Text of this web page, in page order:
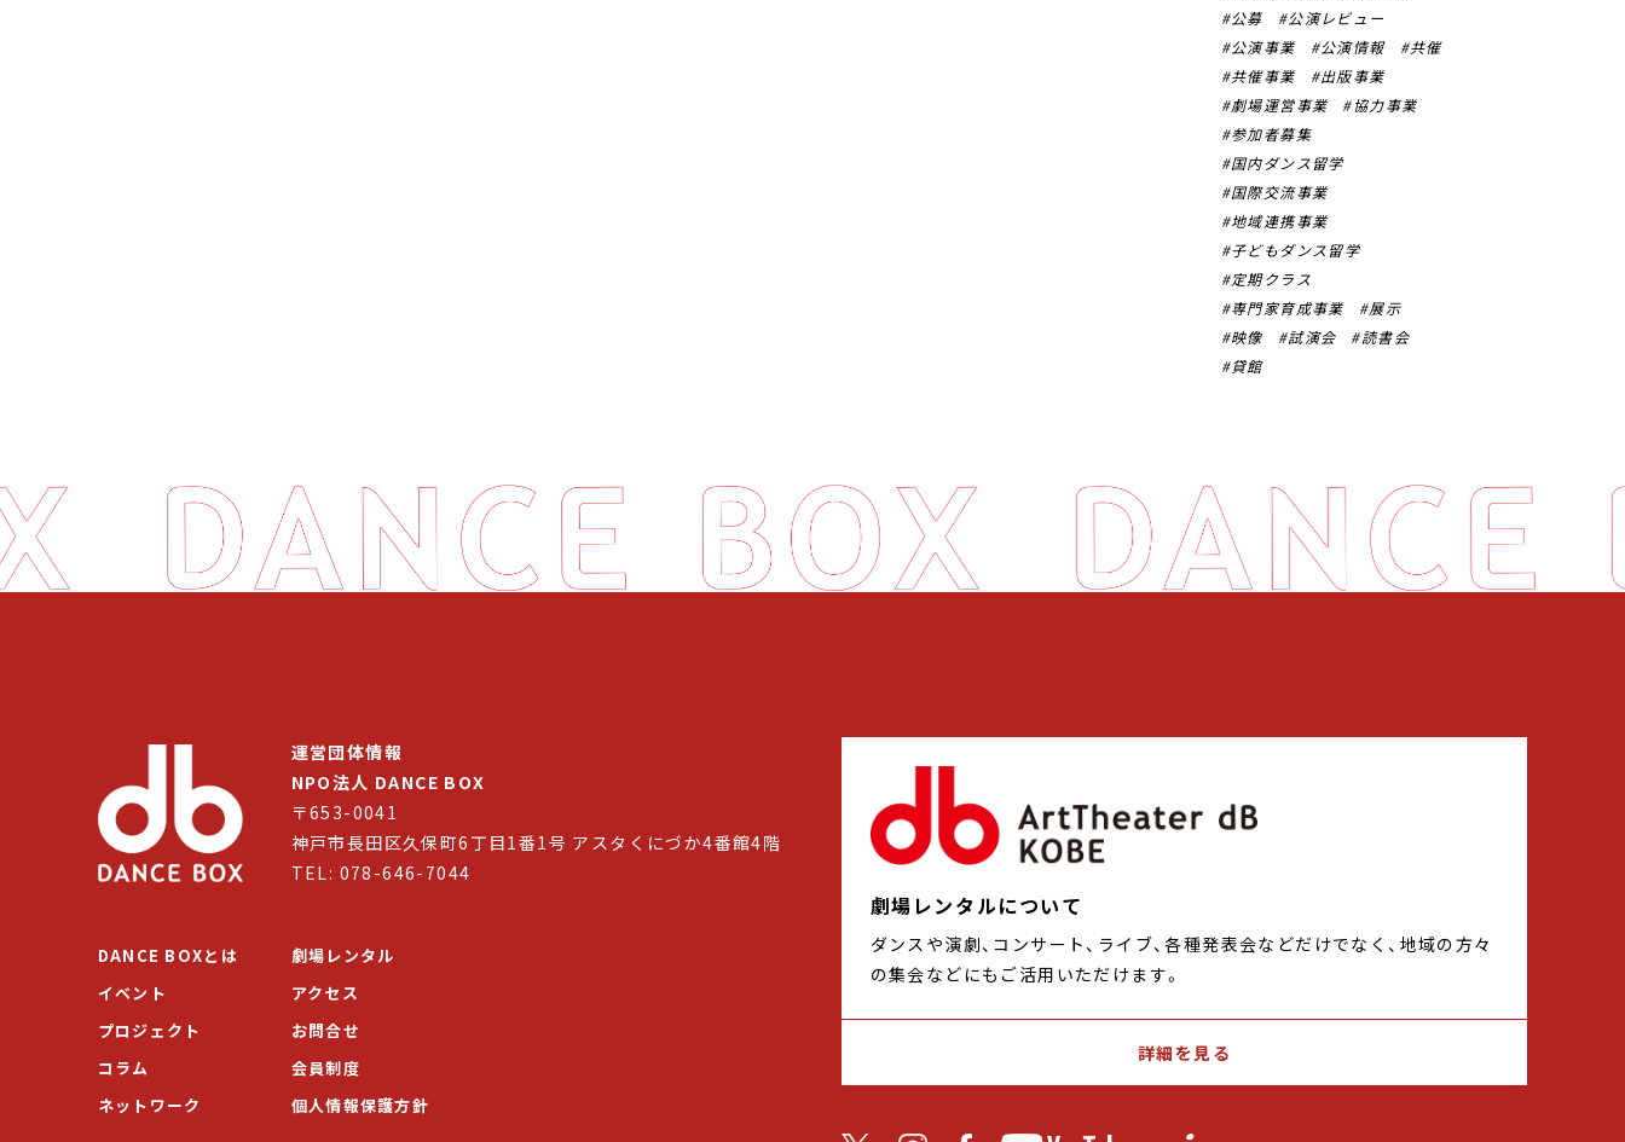
公募
公演レビュー
公演事業
公演情報
共催
共催事業
出版事業
劇場運営事業
協力事業
参加者募集
国内ダンス留学
国際交流事業
地域連携事業
子どもダンス留学
定期クラス
専門家育成事業
展示
映像
試演会
読書会
貸館
運営団体情報
NPO法人 DANCE BOX
〒653-0041
神戸市長田区久保町6丁目1番1号 アスタくにづか4番館4階
TEL: 078-646-7044
DANCE BOXとは
イベント
プロジェクト
コラム
ネットワーク
劇場レンタル
アクセス
お問合せ
会員制度
個人情報保護方針
劇場レンタルについて
ダンスや演劇、コンサート、ライブ、各種発表会などだけでなく、地域の方々
の集会などにもご活用いただけます。
詳細を見る